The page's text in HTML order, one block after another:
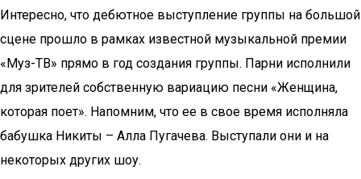
Интересно, что дебютное выступление группы на большой
сцене прошло в рамках известной музыкальной премии
«Муз-ТВ» прямо в год создания группы. Парни исполнили
для зрителей собственную вариацию песни «Женщина,
которая поет». Напомним, что ее в свое время исполняла
бабушка Никиты – Алла Пугачева. Выступали они и на
некоторых других шоу.